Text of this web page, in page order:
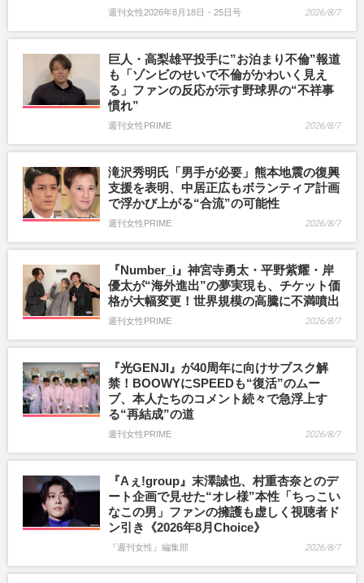
週刊女性2026年8月18日・25日号 2026/8/7
巨人・高梨雄平投手に”お泊まり不倫”報道
も「ゾンビのせいで不倫がかわいく見え
る」ファンの反応が示す野球界の“不祥事
慣れ”
週刊女性PRIME 2026/8/7
滝沢秀明氏「男手が必要」熊本地震の復興
支援を表明、中居正広もボランティア計画
で浮かび上がる“合流”の可能性
週刊女性PRIME 2026/8/7
『Number_i』神宮寺勇太・平野紫耀・岸
優太が“海外進出”の夢実現も、チケット価
格が大幅変更！世界規模の高騰に不満噴出
週刊女性PRIME 2026/8/7
『光GENJI』が40周年に向けサブスク解
禁！BOOWYにSPEEDも“復活”のムー
ブ、本人たちのコメント続々で急浮上す
る“再結成”の道
週刊女性PRIME 2026/8/7
『Aぇ!group』末澤誠也、村重杏奈とのデ
ート企画で見せた“オレ様”本性「ちっこい
なこの男」ファンの擁護も虚しく視聴者ド
ン引き《2026年8月Choice》
『週刊女性』編集部 2026/8/7